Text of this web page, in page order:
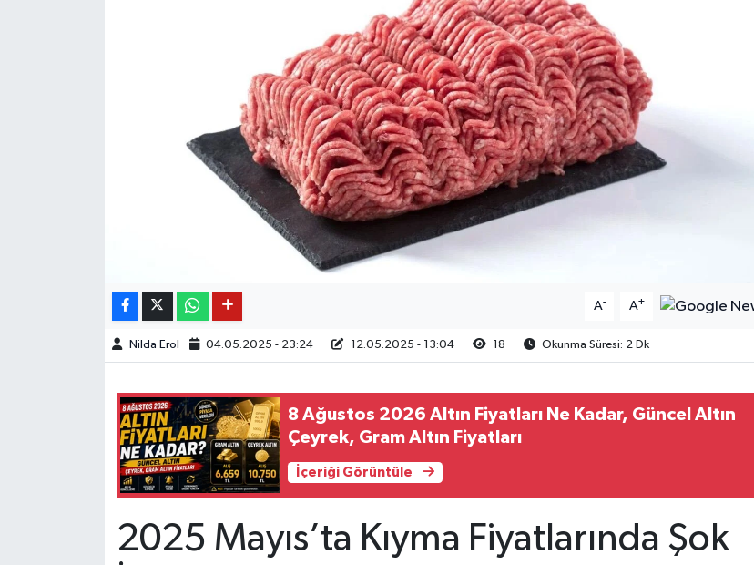
A- A+
Nilda Erol 04.05.2025 - 23:24 12.05.2025 - 13:04 18 Okunma Süresi: 2 Dk
8 Ağustos 2026 Altın Fiyatları Ne Kadar, Güncel Altın
Çeyrek, Gram Altın Fiyatları
İçeriği Görüntüle
2025 Mayıs’ta Kıyma Fiyatlarında Şok